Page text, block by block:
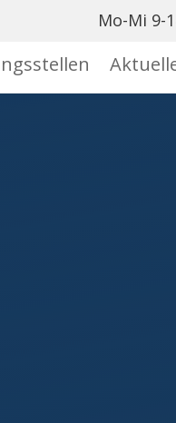
Mo-Mi 9-